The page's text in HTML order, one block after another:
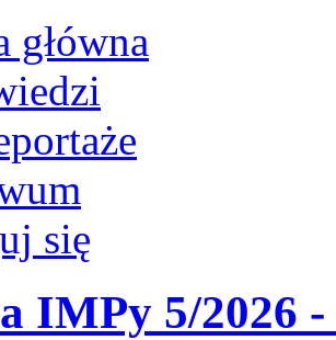
główna
się
IMPy 5/2026